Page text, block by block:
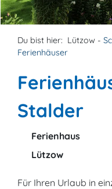
Du bist hier: Lützow -
Ferienhäuser
Stalder
Ferienhaus
Lützow
Für Ihren Urlaub in